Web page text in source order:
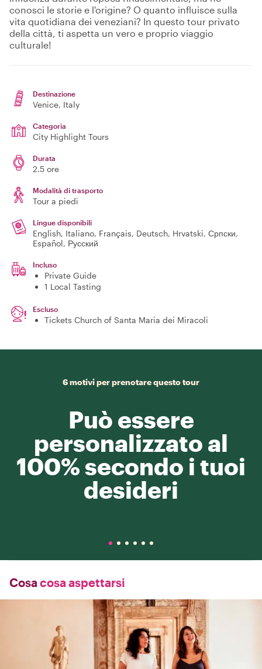
conosci le storie e l'origine? O quanto influisce sulla
vita quotidiana dei veneziani? In questo tour privato
della città, ti aspetta un vero e proprio viaggio
culturale!
Destinazione
Venice, Italy
Categoria
City Highlight Tours
Durata
2.5 ore
Modalità di trasporto
Tour a piedi
Lingue disponibili
English, Italiano, Français, Deutsch, Hrvatski, Српски,
Español, Русский
Incluso
Private Guide
1 Local Tasting
Escluso
Tickets Church of Santa Maria dei Miracoli
6 motivi per prenotare questo tour
Può essere
personalizzato al
100% secondo i tuoi
desideri
Cosa cosa aspettarsi